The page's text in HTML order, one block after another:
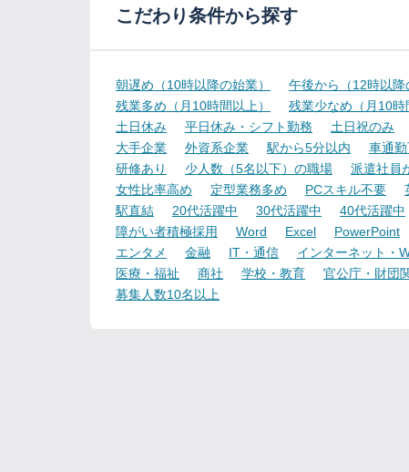
こだわり条件から探す
朝遅め（10時以降の始業） 午後から（12時以降
残業多め（月10時間以上）
残業少なめ（月10時
土日休み
平日休み・シフト勤務 土日祝のみ
大手企業
外資系企業 駅から5分以内 車通
研修あり
少人数（5名以下）の職場 派遣社員
女性比率高め
定型業務多め PCスキル不要
駅直結
20代活躍中 30代活躍中 40代活躍中
障がい者積極採用
Word Excel PowerPoint
エンタメ
金融 IT・通信 インターネット・
医療・福祉
商社 学校・教育 官公庁・財団
募集人数10名以上